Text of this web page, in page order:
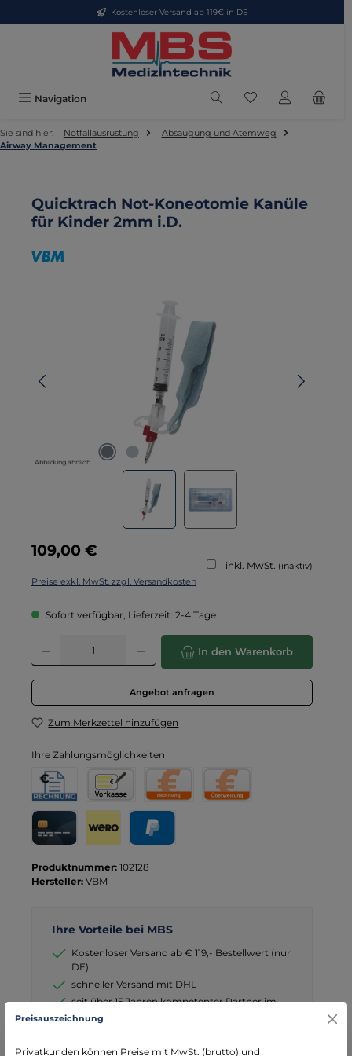
Zum Hauptinhalt springenKostenloser Versand ab 119€ in DE
Navigation Du hast 0
Sie sind hier: Notfallausrüstung
Absaugung und Atemweg
Airway Management
Quicktrach Not-Koneotomie Kanüle
für Kinder 2mm i.D.
Abbildung ähnlich
Regulärer Preis:
109,00 €
inkl. MwSt. (inaktiv)
Preise exkl. MwSt. zzgl. Versandkosten
Sofort verfügbar, Lieferzeit: 2-4 Tage
Produkt Anzahl: Gib den gewünschten Wert ein oder benutze die
In den Warenkorb
Angebot anfragen
Zum Merkzettel hinzufügen
Ihre Zahlungsmöglichkeiten
Produktnummer: 102128
Hersteller: VBM
Ihre Vorteile bei MBS
Kostenloser Versand ab € 119,- Bestellwert (nur
DE)
schneller Versand mit DHL
seit über 15 Jahren kompetenter Partner im
Bereich Notfallmedizin
Preisauszeichnung
Privatkunden können Preise mit MwSt. (brutto) und